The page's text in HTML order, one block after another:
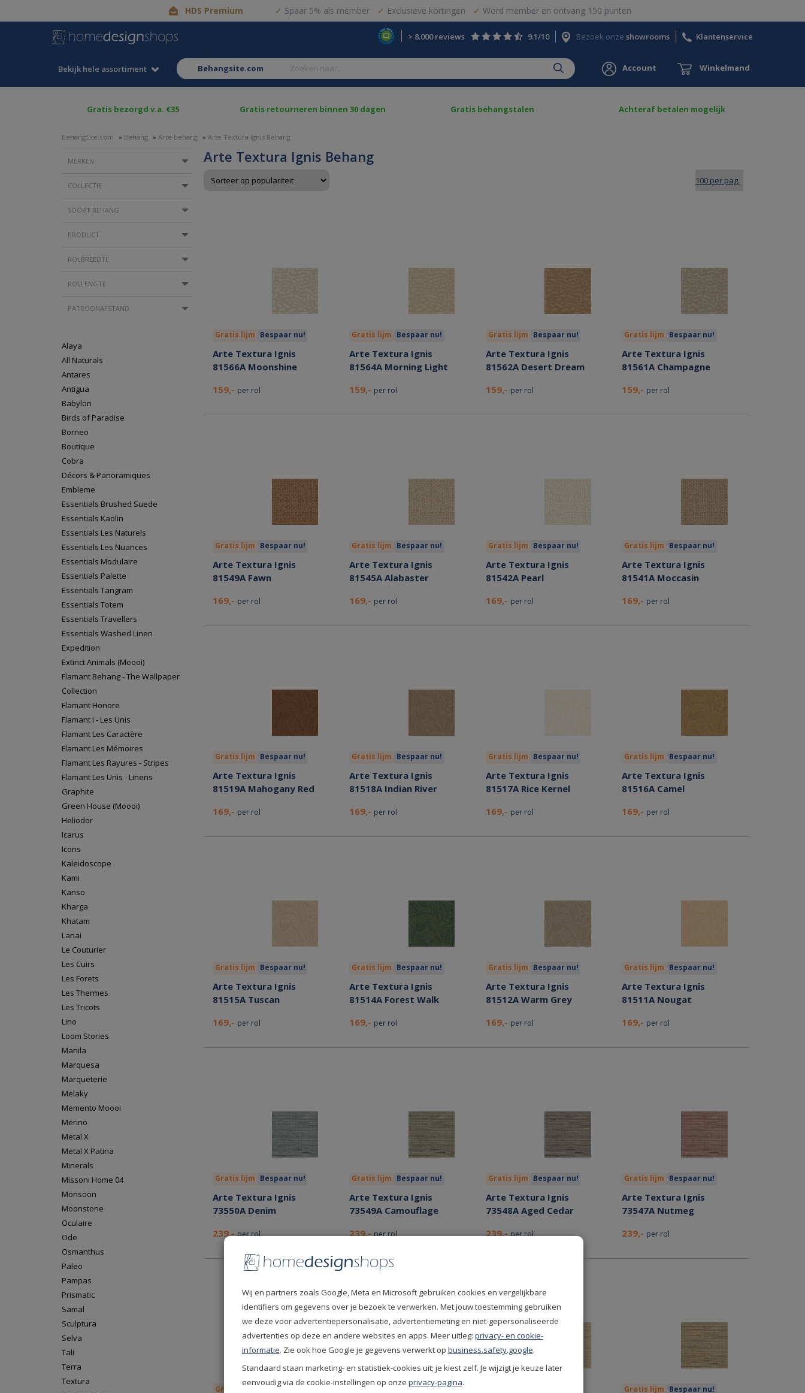
HDS Premium Spaar 5% als member Exclusieve kortingen Word member en ontvang 150 punten
> 8.000 reviews 9.1/10 Bezoek onze showrooms Klantenservice
Bekijk hele assortiment behangsite.com Account Winkelmand
Gratis bezorgd v.a. €35 Gratis retourneren binnen 30 dagen Gratis behangstalen Achteraf betalen mogelijk
BehangSite.com » Behang » Arte behang » Arte Textura Ignis Behang
Arte Textura Ignis Behang
Gratis lijm Bespaar nu!
Arte Textura Ignis
81566A Moonshine
159,- per rol
Gratis lijm Bespaar nu!
Arte Textura Ignis
81564A Morning Light
159,- per rol
Gratis lijm Bespaar nu!
Arte Textura Ignis
81562A Desert Dream
159,- per rol
Gratis lijm Bespaar nu!
Arte Textura Ignis
81561A Champagne
159,- per rol
Gratis lijm Bespaar nu!
Arte Textura Ignis
81549A Fawn
169,- per rol
Gratis lijm Bespaar nu!
Arte Textura Ignis
81545A Alabaster
169,- per rol
Gratis lijm Bespaar nu!
Arte Textura Ignis
81542A Pearl
169,- per rol
Gratis lijm Bespaar nu!
Arte Textura Ignis
81541A Moccasin
169,- per rol
Gratis lijm Bespaar nu!
Arte Textura Ignis
81519A Mahogany Red
169,- per rol
Gratis lijm Bespaar nu!
Arte Textura Ignis
81518A Indian River
169,- per rol
Gratis lijm Bespaar nu!
Arte Textura Ignis
81517A Rice Kernel
169,- per rol
Gratis lijm Bespaar nu!
Arte Textura Ignis
81516A Camel
169,- per rol
Gratis lijm Bespaar nu!
Arte Textura Ignis
81515A Tuscan
169,- per rol
Gratis lijm Bespaar nu!
Arte Textura Ignis
81514A Forest Walk
169,- per rol
Gratis lijm Bespaar nu!
Arte Textura Ignis
81512A Warm Grey
169,- per rol
Gratis lijm Bespaar nu!
Arte Textura Ignis
81511A Nougat
169,- per rol
Gratis lijm Bespaar nu!
Arte Textura Ignis
73550A Denim
239,-per rol
Gratis lijm Bespaar nu!
Arte Textura Ignis
73549A Camouflage
239,-per rol
Gratis lijm Bespaar nu!
Arte Textura Ignis
73548A Aged Cedar
239,-per rol
Gratis lijm Bespaar nu!
Arte Textura Ignis
73547A Nutmeg
239,- per rol
Gratis lijm Bespaar nu! Gratis lijm Bespaar nu! Gratis lijm Bespaar nu!
MERKEN
COLLECTIE
SOORT BEHANG
PRODUCT
ROLBREEDTE
ROLLENGTE
PATROONAFSTAND
Alaya
All Naturals
Antares
Antigua
Babylon
Birds of Paradise
Borneo
Boutique
Cobra
Décors & Panoramiques
Embleme
Essentials Brushed Suede
Essentials Kaolin
Essentials Les Naturels
Essentials Les Nuances
Essentials Modulaire
Essentials Palette
Essentials Tangram
Essentials Totem
Essentials Travellers
Essentials Washed Linen
Expedition
Extinct Animals (Moooi)
Flamant Behang - The Wallpaper
Collection
Flamant Honore
Flamant I - Les Unis
Flamant Les Caractère
Flamant Les Mémoires
Flamant Les Rayures - Stripes
Flamant Les Unis - Linens
Graphite
Green House (Moooi)
Heliodor
Icarus
Icons
Kaleidoscope
Kami
Kanso
Kharga
Khatam
Lanai
Le Couturier
Les Cuirs
Les Forets
Les Thermes
Les Tricots
Lino
Loom Stories
Manila
Marquesa
Marqueterie
Melaky
Memento Moooi
Merino
Metal X
Metal X Patina
Minerals
Missoni Home 04
Monsoon
Moonstone
Oculaire
Ode
Osmanthus
Paleo
Pampas
Prismatic
Samal
Sculptura
Selva
Tali
Terra
Textura
Wij en partners zoals Google, Meta en Microsoft gebruiken cookies en vergelijkbare
identifiers om gegevens over je bezoek te verwerken. Met jouw toestemming gebruiken
we deze voor advertentiepersonalisatie, advertentiemeting en niet-gepersonaliseerde
advertenties op deze en andere websites en apps. Meer uitleg: privacy- en cookie-
informatie. Zie ook hoe Google je gegevens verwerkt op business.safety.google.
Standaard staan marketing- en statistiek-cookies uit; je kiest zelf. Je wijzigt je keuze later
eenvoudig via de cookie-instellingen op onze privacy-pagina.